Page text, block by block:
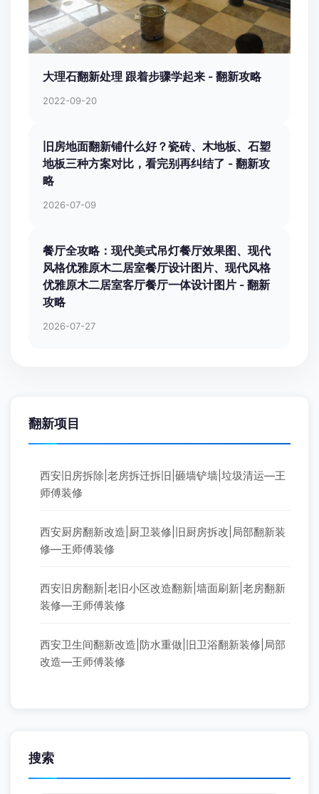
大理石翻新处理 跟着步骤学起来 - 翻新攻略
2022-09-20
旧房地面翻新铺什么好？瓷砖、木地板、石塑
地板三种方案对比，看完别再纠结了 - 翻新攻
略
2026-07-09
餐厅全攻略：现代美式吊灯餐厅效果图、现代
风格优雅原木二居室餐厅设计图片、现代风格
优雅原木二居室客厅餐厅一体设计图片 - 翻新
攻略
2026-07-27
翻新项目
西安旧房拆除|老房拆迁拆旧|砸墙铲墙|垃圾清运—王
师傅装修
西安厨房翻新改造|厨卫装修|旧厨房拆改|局部翻新装
修—王师傅装修
西安旧房翻新|老旧小区改造翻新|墙面刷新|老房翻新
装修—王师傅装修
西安卫生间翻新改造|防水重做|旧卫浴翻新装修|局部
改造—王师傅装修
搜索